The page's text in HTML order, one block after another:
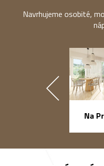
Navrhujeme osobité,
Na